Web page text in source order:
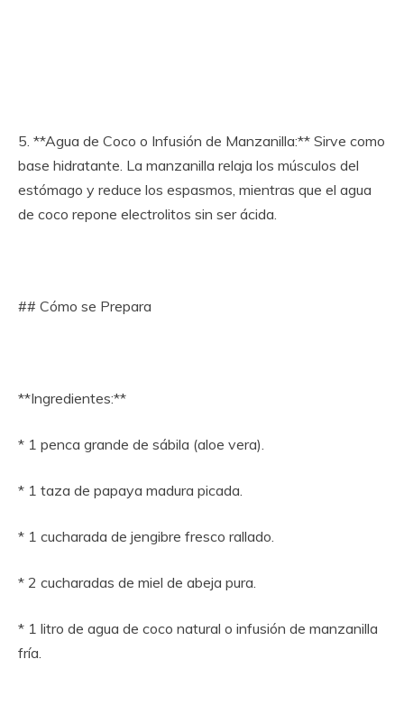
5. **Agua de Coco o Infusión de Manzanilla:** Sirve como
base hidratante. La manzanilla relaja los músculos del
estómago y reduce los espasmos, mientras que el agua
de coco repone electrolitos sin ser ácida.
## Cómo se Prepara
**Ingredientes:**
* 1 penca grande de sábila (aloe vera).
* 1 taza de papaya madura picada.
* 1 cucharada de jengibre fresco rallado.
* 2 cucharadas de miel de abeja pura.
* 1 litro de agua de coco natural o infusión de manzanilla
fría.